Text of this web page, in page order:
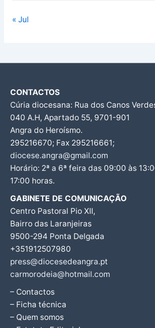
« Jul
CONTACTOS
Cúria diocesana: Rua dos Canos
040 A.H, Apartado 55, 9701-901
Angra do Heroísmo.
295216670; Fax 295216661;
diocese.angra@gmail.com
Horário: 2ª a 6ª feira das 09:00 às
17:00 horas.
GABINETE DE COMUNICAÇÃO
Centro Pastoral Pio XII,
Bairro das Laranjeiras
9500-294 Ponta Delgada
+351912507980
press@diocesedeangra.pt
carmorodeia@hotmail.com
– Contactos
– Ficha técnica
– Quem somos